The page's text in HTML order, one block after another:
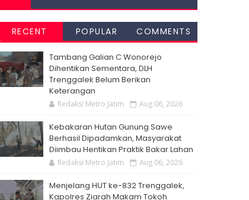
RECENT POPULAR COMMENTS
Tambang Galian C Wonorejo
Dihentikan Sementara, DLH
Trenggalek Belum Berikan
Keterangan
Redaksi Metro Jatim Aug 06, 2026
Kebakaran Hutan Gunung Sawe
Berhasil Dipadamkan, Masyarakat
Diimbau Hentikan Praktik Bakar Lahan
Redaksi Metro Jatim Aug 06, 2026
Menjelang HUT ke-832 Trenggalek,
Kapolres Ziarah Makam Tokoh